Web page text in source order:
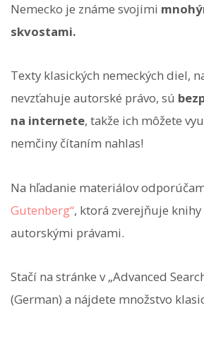
Nemecko je známe svojimi
skvostami.
Texty klasických nemeckých diel,
nevzťahuje autorské právo, sú
na internete, takže ich môžete
nemčiny čítaním nahlas!
Na hľadanie materiálov
Gutenberg“, ktorá zverejňuje knihy
autorskými právami.
Stačí na stránke v „Advanced
(German) a nájdete množstvo